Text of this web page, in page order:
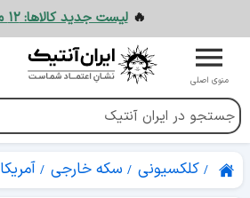
🔥لیست جدید کالاها: ۱۲ مرداد
منوی اصلی
کلکسیونی سکه خارجی آمریکا